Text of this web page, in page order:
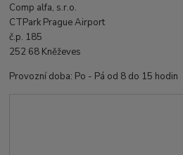
Comp alfa, s.r.o.
CTPark Prague Airport
č.p. 185
252 68 Kněževes
Provozní doba: Po - Pá od 8 do 15 hodin